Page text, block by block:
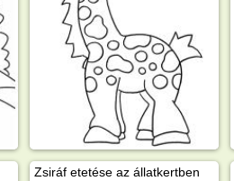
Zsiráf etetése az állatkertben